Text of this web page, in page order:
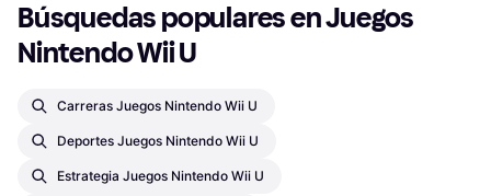
Búsquedas populares en Juegos
Nintendo Wii U
Carreras Juegos Nintendo Wii U
Deportes Juegos Nintendo Wii U
Estrategia Juegos Nintendo Wii U